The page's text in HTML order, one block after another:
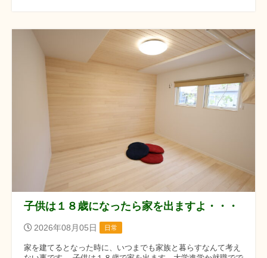
子供は１８歳になったら家を出ますよ・・・
2026年08月05日 日常
家を建てるとなった時に、いつまでも家族と暮らすなんて考え